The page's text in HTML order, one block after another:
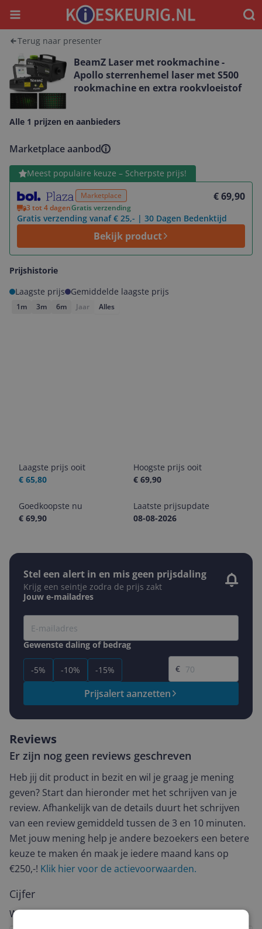
Menu
Terug naar presenter
BeamZ Laser met rookmachine -
Apollo sterrenhemel laser met S500
rookmachine en extra rookvloeistof
Alle 1 prijzen en aanbieders
Marketplace aanbod
Meest populaire keuze – Scherpste prijs!
Marketplace € 69,90
3 tot 4 dagenGratis verzending
Gratis verzending vanaf € 25,- | 30 Dagen Bedenktijd
Bekijk product
Bekijk product
Prijshistorie
Laagste prijs
Gemiddelde laagste prijs
1m 3m 6m Jaar Alles
Laagste prijs ooit
€ 65,80
Hoogste prijs ooit
€ 69,90
Goedkoopste nu
€ 69,90
Laatste prijsupdate
08-08-2026
Stel een alert in en mis geen prijsdaling
Krijg een seintje zodra de prijs zakt
Jouw e-mailadres
Gewenste daling of bedrag
-5% -10% -15%
Gewenste prijs
€
Prijsalert aanzetten
Reviews
Er zijn nog geen reviews geschreven
Heb jij dit product in bezit en wil je graag je mening
geven? Start dan hieronder met het schrijven van je
review. Afhankelijk van de details duurt het schrijven
van een review gemiddeld tussen de 3 en 10 minuten.
Met jouw mening help je andere bezoekers een betere
keuze te maken én maak je iedere maand kans op
€250,-! Klik hier voor de actievoorwaarden.
Cijfer
Welk cijfer geef jij dit product?